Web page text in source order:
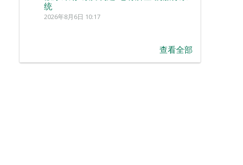
统
2026年8月6日 10:17
查看全部